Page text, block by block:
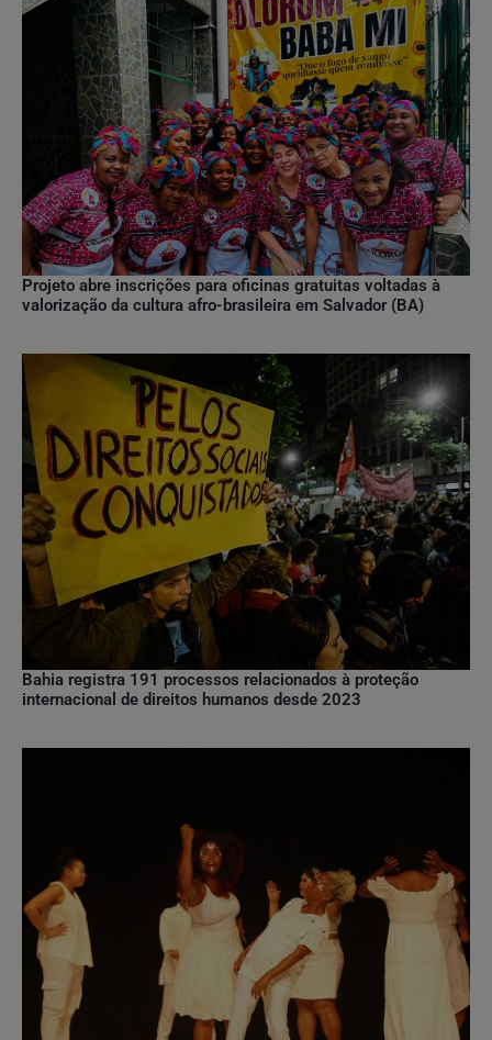
Projeto abre inscrições para oficinas gratuitas voltadas à
valorização da cultura afro-brasileira em Salvador (BA)
Bahia registra 191 processos relacionados à proteção
internacional de direitos humanos desde 2023